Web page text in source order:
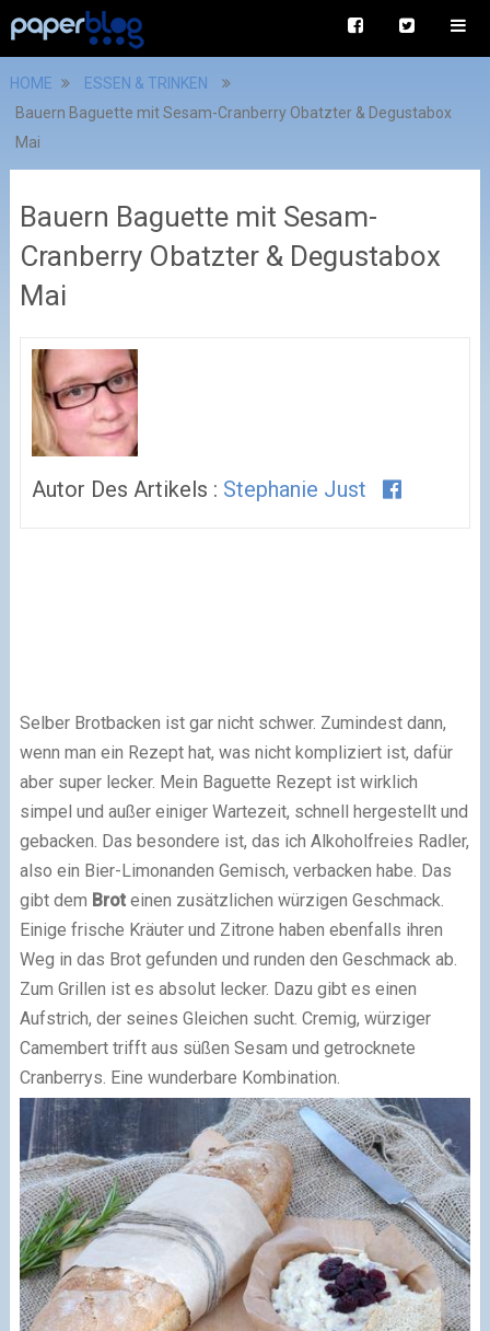
HOME
ESSEN & TRINKEN
Bauern Baguette mit Sesam-Cranberry Obatzter & Degustabox
Mai
Bauern Baguette mit Sesam-
Cranberry Obatzter & Degustabox
Mai
Autor Des Artikels : Stephanie Just
Selber Brotbacken ist gar nicht schwer. Zumindest dann,
wenn man ein Rezept hat, was nicht kompliziert ist, dafür
aber super lecker. Mein Baguette Rezept ist wirklich
simpel und außer einiger Wartezeit, schnell hergestellt und
gebacken. Das besondere ist, das ich Alkoholfreies Radler,
also ein Bier-Limonanden Gemisch, verbacken habe. Das
gibt dem Broteinen zusätzlichen würzigen Geschmack.
Einige frische Kräuter und Zitrone haben ebenfalls ihren
Weg in das Brot gefunden und runden den Geschmack ab.
Zum Grillen ist es absolut lecker. Dazu gibt es einen
Aufstrich, der seines Gleichen sucht. Cremig, würziger
Camembert trifft aus süßen Sesam und getrocknete
Cranberrys. Eine wunderbare Kombination.